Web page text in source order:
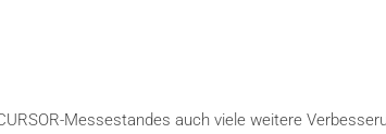
Messestandes auch viele weitere